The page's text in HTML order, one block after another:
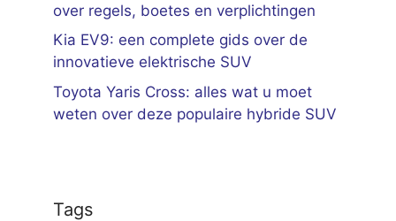
over regels, boetes en verplichtingen
Kia EV9: een complete gids over de
innovatieve elektrische SUV
Toyota Yaris Cross: alles wat u moet
weten over deze populaire hybride SUV
Tags